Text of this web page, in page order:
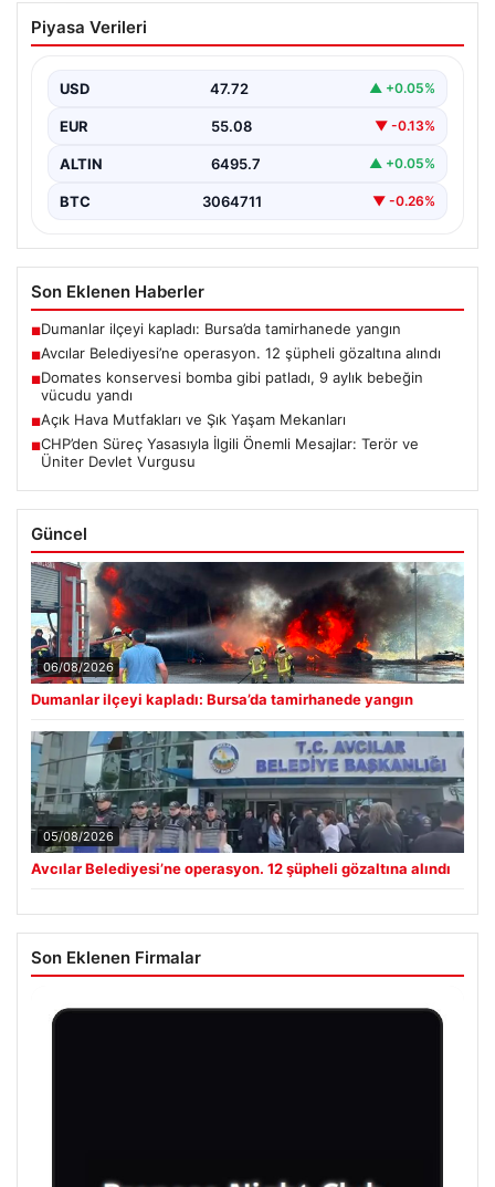
Avcılar Belediyesi’ne operasyon. 12
şüpheli gözaltına alındı
Piyasa Verileri
USD 47.72 ▲ +0.05%
EUR 55.08 ▼ -0.13%
ALTIN 6495.7 ▲ +0.05%
BTC 3064711 ▼ -0.26%
Son Eklenen Haberler
■Dumanlar ilçeyi kapladı: Bursa’da tamirhanede yangın
■Avcılar Belediyesi’ne operasyon. 12 şüpheli gözaltına alındı
■Domates konservesi bomba gibi patladı, 9 aylık bebeğin
vücudu yandı
■Açık Hava Mutfakları ve Şık Yaşam Mekanları
■CHP’den Süreç Yasasıyla İlgili Önemli Mesajlar: Terör ve
Üniter Devlet Vurgusu
Güncel
06/08/2026
Dumanlar ilçeyi kapladı: Bursa’da tamirhanede yangın
05/08/2026
Avcılar Belediyesi’ne operasyon. 12 şüpheli gözaltına alındı
Son Eklenen Firmalar